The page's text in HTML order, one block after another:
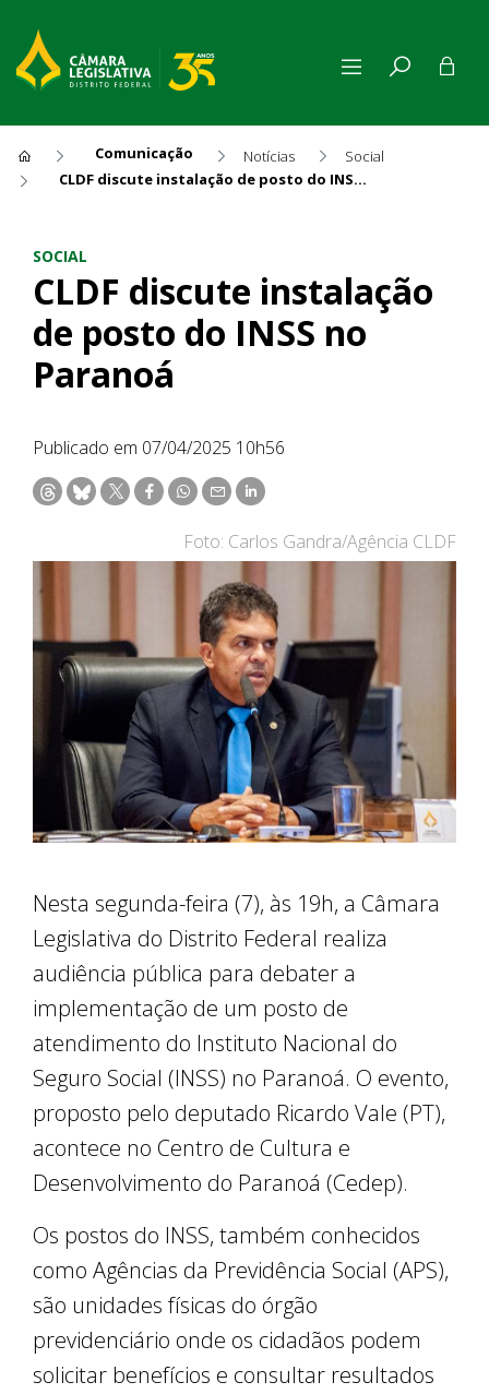
Comunicação Notícias
Social
CLDF discute instalação de posto do INSS no Paranoá
SOCIAL
CLDF discute instalação
de posto do INSS no
Paranoá
Publicado em 07/04/2025 10h56
Foto: Carlos Gandra/Agência CLDF
Nesta segunda-feira (7), às 19h, a Câmara
Legislativa do Distrito Federal realiza
audiência pública para debater a
implementação de um posto de
atendimento do Instituto Nacional do
Seguro Social (INSS) no Paranoá. O evento,
proposto pelo deputado Ricardo Vale (PT),
acontece no Centro de Cultura e
Desenvolvimento do Paranoá (Cedep).
Os postos do INSS, também conhecidos
como Agências da Previdência Social (APS),
são unidades físicas do órgão
previdenciário onde os cidadãos podem
solicitar benefícios e consultar resultados